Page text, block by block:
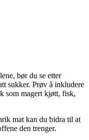
bør du se etter
sukker. Prøv å inkludere
som magert kjøtt, fisk,
mat kan du bidra til at
den trenger.